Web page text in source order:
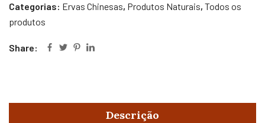
Categorias: Ervas Chinesas, Produtos Naturais, Todos os
produtos
Share:
Descrição